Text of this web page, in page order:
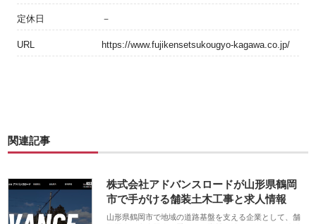
定休日 －
URL https://www.fujikensetsukougyo-kagawa.co.jp/
関連記事
株式会社アドバンスロードが山形県鶴岡
市で手がける舗装土木工事と求人情報
山形県鶴岡市で地域の道路基盤を支える企業として、舗